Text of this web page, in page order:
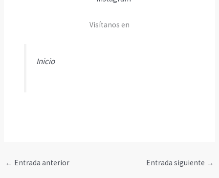
Visítanos en
Inicio
← Entrada anterior Entrada siguiente →